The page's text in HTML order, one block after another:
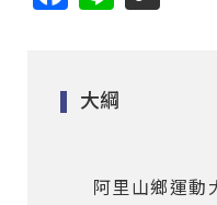
大綱
阿里山鄉運動